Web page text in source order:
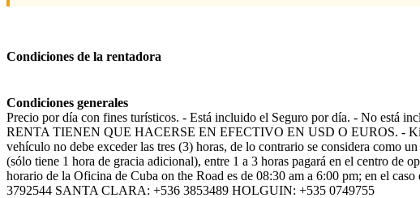
Condiciones de la rentadora
Condiciones generales
Precio por día con fines turísticos. - Está incluido el Seguro por día. - No
RENTA TIENEN QUE HACERSE EN EFECTIVO EN USD O EUROS. -
vehículo no debe exceder las tres (3) horas, de lo contrario se considera como
(sólo tiene 1 hora de gracia adicional), entre 1 a 3 horas pagará en el centro de
horario de la Oficina de Cuba on the Road es de 08:30 am a 6:00 pm; en el
3792544 SANTA CLARA: +536 3853489 HOLGUIN: +535 0749755